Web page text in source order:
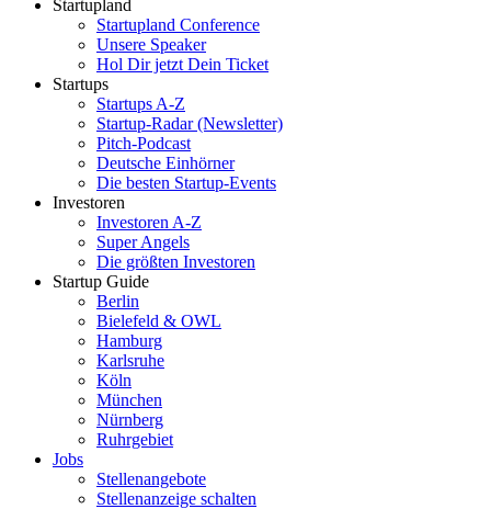
Startupland
Startupland Conference
Unsere Speaker
Hol Dir jetzt Dein Ticket
Startups
Startups A-Z
Startup-Radar (Newsletter)
Pitch-Podcast
Deutsche Einhörner
Die besten Startup-Events
Investoren
Investoren A-Z
Super Angels
Die größten Investoren
Startup Guide
Berlin
Bielefeld & OWL
Hamburg
Karlsruhe
Köln
München
Nürnberg
Ruhrgebiet
Jobs
Stellenangebote
Stellenanzeige schalten